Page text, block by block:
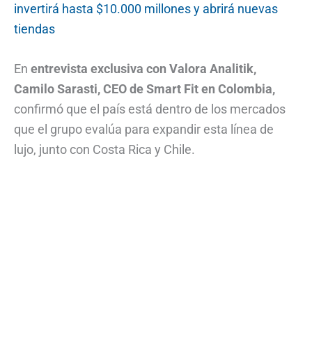
invertirá hasta $10.000 millones y abrirá nuevas
tiendas
En entrevista exclusiva con Valora Analitik,
Camilo Sarasti, CEO de Smart Fit en Colombia,
confirmó que el país está dentro de los mercados
que el grupo evalúa para expandir esta línea de
lujo, junto con Costa Rica y Chile.